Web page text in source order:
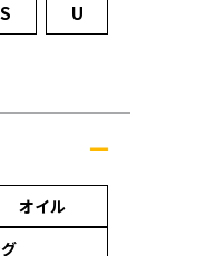
S U
オイル